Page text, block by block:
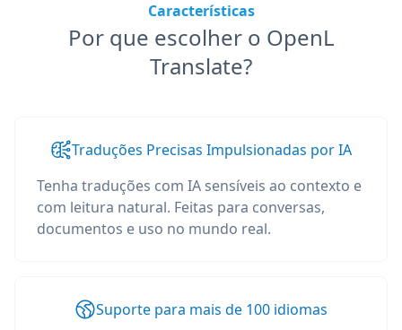
Características
Por que escolher o OpenL
Translate?
Traduções Precisas Impulsionadas por IA
Tenha traduções com IA sensíveis ao contexto e
com leitura natural. Feitas para conversas,
documentos e uso no mundo real.
Suporte para mais de 100 idiomas